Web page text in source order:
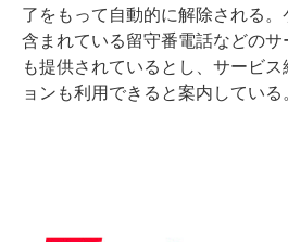
了をもって自動的に解除される
含まれている留守番電話などの
も提供されているとし、サービ
ョンも利用できると案内している